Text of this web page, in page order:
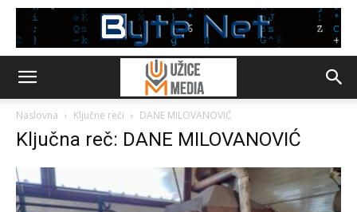
Naslovna Ključne reči DANE MILOVANOVIĆ
Ključna reč: DANE MILOVANOVIĆ